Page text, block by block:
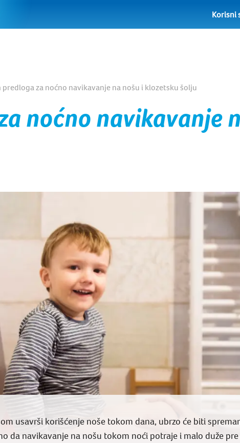
Korisni
za noćno navikavanje na nošu i klozetsku šolju
noćno navikavanje
usavrši korišćenje noše tokom dana, ubrzo će biti
da navikavanje na nošu tokom noći potraje i malo duže